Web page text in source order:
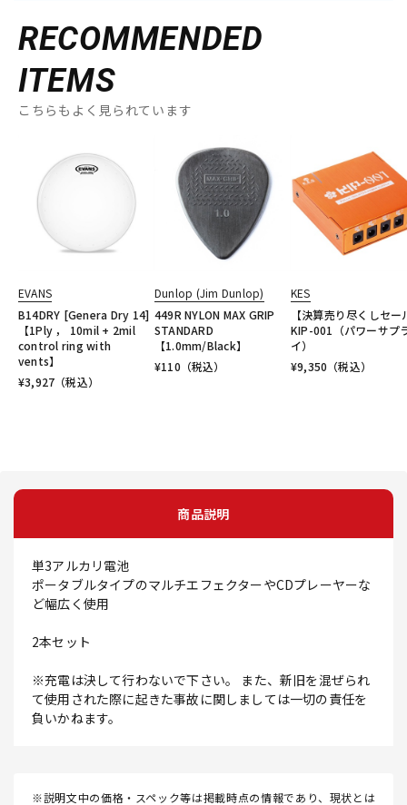
RECOMMENDED
ITEMS
こちらもよく見られています
EVANS
B14DRY [Genera Dry 14]
【1Ply ， 10mil + 2mil
control ring with
vents】
¥3,927 （税込）
Dunlop (Jim Dunlop)
449R NYLON MAX GRIP
STANDARD
【1.0mm/Black】
¥110 （税込）
KES
【決算売り尽くしセー
KIP-001（パワーサプ
イ）
¥9,350 （税込）
商品説明
単3アルカリ電池
ポータブルタイプのマルチエフェクターやCDプレーヤーな
ど幅広く使用
2本セット
※充電は決して行わないで下さい。 また、新旧を混ぜられ
て使用された際に起きた事故に関しましては一切の責任を
負いかねます。
※説明文中の価格・スペック等は掲載時点の情報であり、現状とは